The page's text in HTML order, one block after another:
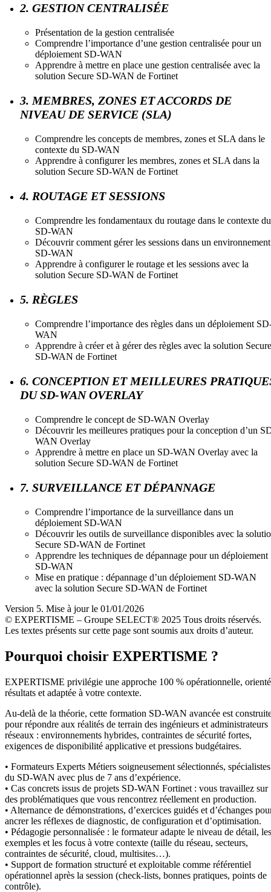
2. GESTION CENTRALISÉE
Présentation de la gestion centralisée
Comprendre l’importance d’une gestion centralisée pour un
déploiement SD-WAN
Apprendre à mettre en place une gestion centralisée avec la
solution Secure SD-WAN de Fortinet
3. MEMBRES, ZONES ET ACCORDS DE
NIVEAU DE SERVICE (SLA)
Comprendre les concepts de membres, zones et SLA dans le
contexte du SD-WAN
Apprendre à configurer les membres, zones et SLA dans la
solution Secure SD-WAN de Fortinet
4. ROUTAGE ET SESSIONS
Comprendre les fondamentaux du routage dans le contexte du
SD-WAN
Découvrir comment gérer les sessions dans un environnement
SD-WAN
Apprendre à configurer le routage et les sessions avec la
solution Secure SD-WAN de Fortinet
5. RÈGLES
Comprendre l’importance des règles dans un déploiement
WAN
Apprendre à créer et à gérer des règles avec la solution Secure
SD-WAN de Fortinet
6. CONCEPTION ET MEILLEURES
DU SD-WAN OVERLAY
Comprendre le concept de SD-WAN Overlay
Découvrir les meilleures pratiques pour la conception d’un
WAN Overlay
Apprendre à mettre en place un SD-WAN Overlay avec la
solution Secure SD-WAN de Fortinet
7. SURVEILLANCE ET DÉPANNAGE
Comprendre l’importance de la surveillance dans un
déploiement SD-WAN
Découvrir les outils de surveillance disponibles avec la
Secure SD-WAN de Fortinet
Apprendre les techniques de dépannage pour un déploiement
SD-WAN
Mise en pratique : dépannage d’un déploiement SD-WAN
avec la solution Secure SD-WAN de Fortinet
Version 5. Mise à jour le 01/01/2026
© EXPERTISME – Groupe SELECT® 2025 Tous droits réservés.
Les textes présents sur cette page sont soumis aux droits d’auteur.
Pourquoi choisir EXPERTISME ?
EXPERTISME privilégie une approche 100 % opérationnelle,
résultats et adaptée à votre contexte.
Au-delà de la théorie, cette formation SD-WAN avancée est
pour répondre aux réalités de terrain des ingénieurs et administrateurs
réseaux : environnements hybrides, contraintes de sécurité fortes,
exigences de disponibilité applicative et pressions budgétaires.
• Formateurs Experts Métiers soigneusement sélectionnés, spécialistes
du SD-WAN avec plus de 7 ans d’expérience.
• Cas concrets issus de projets SD-WAN Fortinet : vous travaillez sur
des problématiques que vous rencontrez réellement en production.
• Alternance de démonstrations, d’exercices guidés et d’échanges
ancrer les réflexes de diagnostic, de configuration et d’optimisation.
• Pédagogie personnalisée : le formateur adapte le niveau de détail, les
exemples et les focus à votre contexte (taille du réseau, secteurs,
contraintes de sécurité, cloud, multisites…).
• Support de formation structuré et exploitable comme référentiel
opérationnel après la session (check-lists, bonnes pratiques, points de
contrôle).